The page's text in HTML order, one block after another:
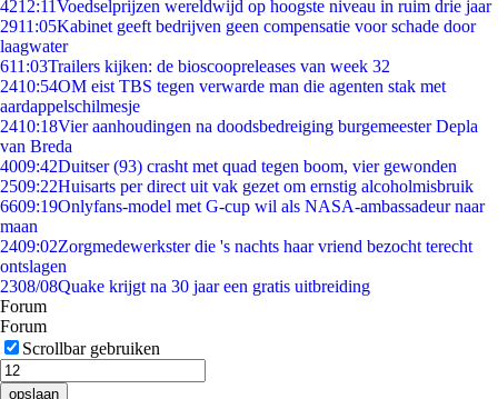
4212:11Voedselprijzen wereldwijd op hoogste niveau in ruim drie jaar
2911:05Kabinet geeft bedrijven geen compensatie voor schade door
laagwater
611:03Trailers kijken: de bioscoopreleases van week 32
2410:54OM eist TBS tegen verwarde man die agenten stak met
aardappelschilmesje
2410:18Vier aanhoudingen na doodsbedreiging burgemeester Depla
van Breda
4009:42Duitser (93) crasht met quad tegen boom, vier gewonden
2509:22Huisarts per direct uit vak gezet om ernstig alcoholmisbruik
6609:19Onlyfans-model met G-cup wil als NASA-ambassadeur naar
maan
2409:02Zorgmedewerkster die 's nachts haar vriend bezocht terecht
ontslagen
2308/08Quake krijgt na 30 jaar een gratis uitbreiding
Forum
Forum
Scrollbar gebruiken
opslaan